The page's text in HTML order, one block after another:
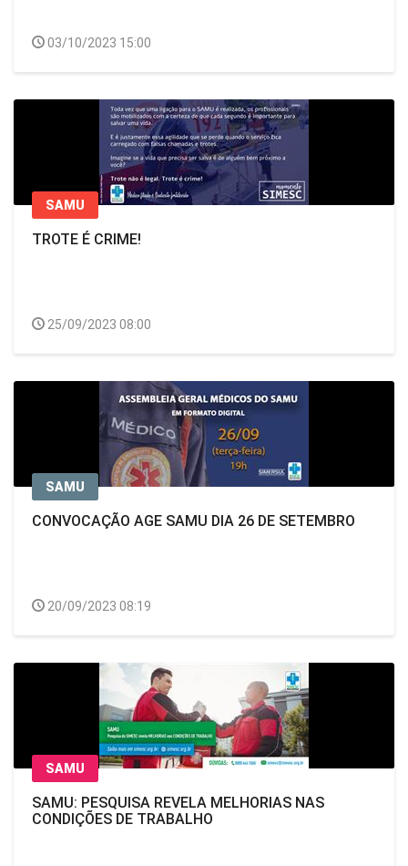
03/10/2023 15:00
SAMU
TROTE É CRIME!
25/09/2023 08:00
SAMU
CONVOCAÇÃO AGE SAMU DIA 26 DE SETEMBRO
20/09/2023 08:19
SAMU
SAMU: PESQUISA REVELA MELHORIAS NAS
CONDIÇÕES DE TRABALHO